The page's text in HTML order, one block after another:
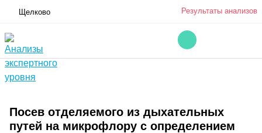
Щелково Результаты анализов
Посев отделяемого из дыхательных
путей на микрофлору с определением